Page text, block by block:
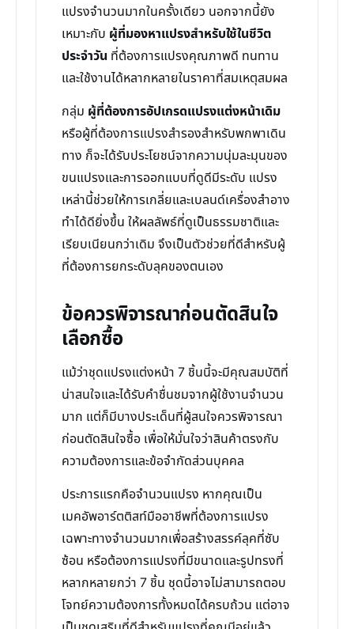
แปรงจำนวนมากในครั้งเดียว นอกจากนี้ยัง
เหมาะกับ ผู้ที่มองหาแปรงสำหรับใช้ในชีวิต
ประจำวัน ที่ต้องการแปรงคุณภาพดี ทนทาน
และใช้งานได้หลากหลายในราคาที่สมเหตุสมผล
กลุ่ม ผู้ที่ต้องการอัปเกรดแปรงแต่งหน้าเดิม
หรือผู้ที่ต้องการแปรงสำรองสำหรับพกพาเดิน
ทาง ก็จะได้รับประโยชน์จากความนุ่มละมุนของ
ขนแปรงและการออกแบบที่ดูดีมีระดับ แปรง
เหล่านี้ช่วยให้การเกลี่ยและเบลนด์เครื่องสำอาง
ทำได้ดียิ่งขึ้น ให้ผลลัพธ์ที่ดูเป็นธรรมชาติและ
เรียบเนียนกว่าเดิม จึงเป็นตัวช่วยที่ดีสำหรับผู้
ที่ต้องการยกระดับลุคของตนเอง
ข้อควรพิจารณาก่อนตัดสินใจ
เลือกซื้อ
แม้ว่าชุดแปรงแต่งหน้า 7 ชิ้นนี้จะมีคุณสมบัติที่
น่าสนใจและได้รับคำชื่นชมจากผู้ใช้งานจำนวน
มาก แต่ก็มีบางประเด็นที่ผู้สนใจควรพิจารณา
ก่อนตัดสินใจซื้อ เพื่อให้มั่นใจว่าสินค้าตรงกับ
ความต้องการและข้อจำกัดส่วนบุคคล
ประการแรกคือจำนวนแปรง หากคุณเป็น
เมคอัพอาร์ตติสท์มืออาชีพที่ต้องการแปรง
เฉพาะทางจำนวนมากเพื่อสร้างสรรค์ลุคที่ซับ
ซ้อน หรือต้องการแปรงที่มีขนาดและรูปทรงที่
หลากหลายกว่า 7 ชิ้น ชุดนี้อาจไม่สามารถตอบ
โจทย์ความต้องการทั้งหมดได้ครบถ้วน แต่อาจ